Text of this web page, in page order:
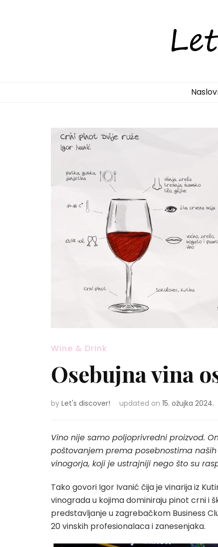
Wine & Drink
Osebujna vina
by Let's discover! updated on 15. ožujka 2024.
Vino nije samo poljoprivredni proizvod.
poštovanjem prema posebnostima
vinogorja, koji je ustrajniji nego što su
Tako govori Igor Ivanić čija je vinarija iz
vinograda u kojima dominiraju pinot crni i
predstavljanje u zagrebačkom Business
20 vinskih profesionalaca i zanesenjaka.